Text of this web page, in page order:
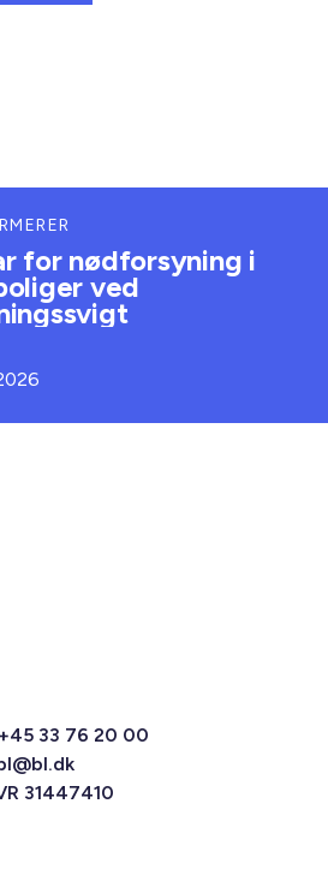
for nødforsyning i
ved
33 76 20 00
31447410